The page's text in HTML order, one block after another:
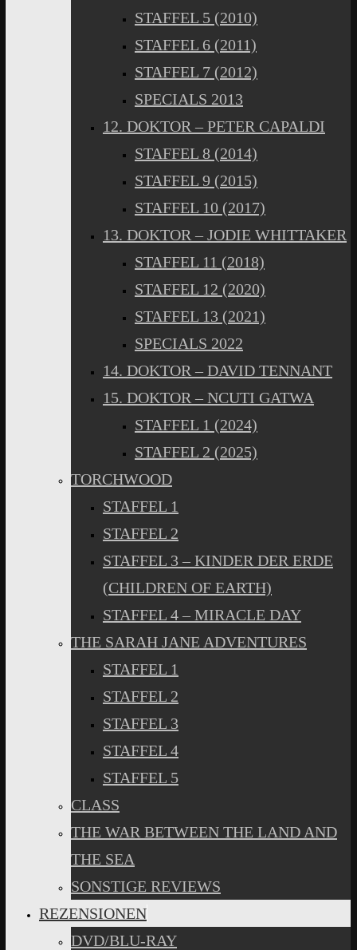
STAFFEL 5 (2010)
STAFFEL 6 (2011)
STAFFEL 7 (2012)
SPECIALS 2013
12. DOKTOR – PETER CAPALDI
STAFFEL 8 (2014)
STAFFEL 9 (2015)
STAFFEL 10 (2017)
13. DOKTOR – JODIE WHITTAKER
STAFFEL 11 (2018)
STAFFEL 12 (2020)
STAFFEL 13 (2021)
SPECIALS 2022
14. DOKTOR – DAVID TENNANT
15. DOKTOR – NCUTI GATWA
STAFFEL 1 (2024)
STAFFEL 2 (2025)
TORCHWOOD
STAFFEL 1
STAFFEL 2
STAFFEL 3 – KINDER DER ERDE
(CHILDREN OF EARTH)
STAFFEL 4 – MIRACLE DAY
THE SARAH JANE ADVENTURES
STAFFEL 1
STAFFEL 2
STAFFEL 3
STAFFEL 4
STAFFEL 5
CLASS
THE WAR BETWEEN THE LAND AND
THE SEA
SONSTIGE REVIEWS
REZENSIONEN
DVD/BLU-RAY